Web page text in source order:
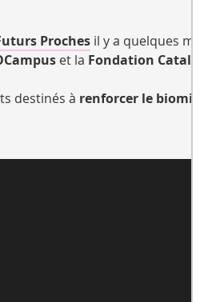
Proches il y a quelques
et la Fondation
destinés à renforcer le